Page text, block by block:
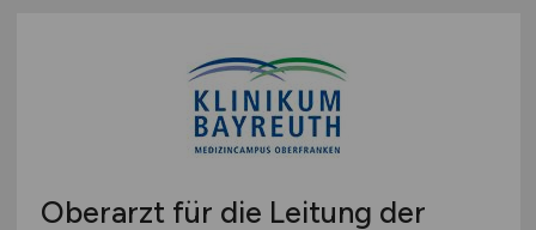
Oberarzt für die Leitung der